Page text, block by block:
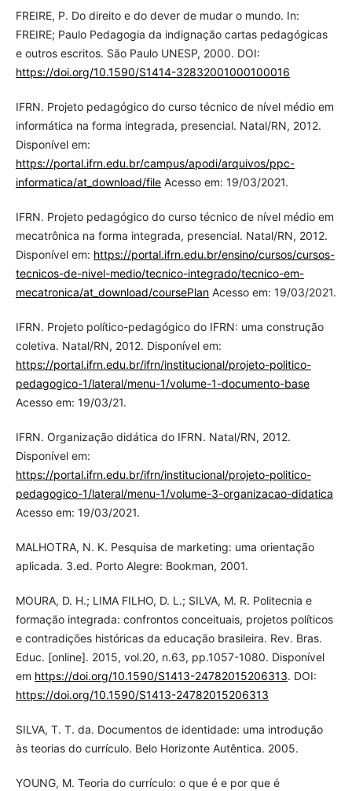
FREIRE, P. Do direito e do dever de mudar o mundo. In:
FREIRE; Paulo Pedagogia da indignação cartas pedagógicas
e outros escritos. São Paulo UNESP, 2000. DOI:
https://doi.org/10.1590/S1414-32832001000100016
IFRN. Projeto pedagógico do curso técnico de nível médio em
informática na forma integrada, presencial. Natal/RN, 2012.
Disponível em:
https://portal.ifrn.edu.br/campus/apodi/arquivos/ppc-
informatica/at_download/fileAcesso em: 19/03/2021.
IFRN. Projeto pedagógico do curso técnico de nível médio em
mecatrônica na forma integrada, presencial. Natal/RN, 2012.
Disponível em: https://portal.ifrn.edu.br/ensino/cursos/cursos-
tecnicos-de-nivel-medio/tecnico-integrado/tecnico-em-
mecatronica/at_download/coursePlanAcesso em: 19/03/2021.
IFRN. Projeto político-pedagógico do IFRN: uma construção
coletiva. Natal/RN, 2012. Disponível em:
https://portal.ifrn.edu.br/ifrn/institucional/projeto-politico-
pedagogico-1/lateral/menu-1/volume-1-documento-base
Acesso em: 19/03/21.
IFRN. Organização didática do IFRN. Natal/RN, 2012.
Disponível em:
https://portal.ifrn.edu.br/ifrn/institucional/projeto-politico-
pedagogico-1/lateral/menu-1/volume-3-organizacao-didatica
Acesso em: 19/03/2021.
MALHOTRA, N. K. Pesquisa de marketing: uma orientação
aplicada. 3.ed. Porto Alegre: Bookman, 2001.
MOURA, D. H.; LIMA FILHO, D. L.; SILVA, M. R. Politecnia e
formação integrada: confrontos conceituais, projetos políticos
e contradições históricas da educação brasileira. Rev. Bras.
Educ. [online]. 2015, vol.20, n.63, pp.1057-1080. Disponível
em https://doi.org/10.1590/S1413-24782015206313. DOI:
https://doi.org/10.1590/S1413-24782015206313
SILVA, T. T. da. Documentos de identidade: uma introdução
às teorias do currículo. Belo Horizonte Autêntica. 2005.
YOUNG, M. Teoria do currículo: o que é e por que é